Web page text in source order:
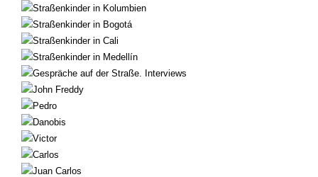
Straßenkinder in Kolumbien
Straßenkinder in Bogotá
Straßenkinder in Cali
Straßenkinder in Medellín
Gespräche auf der Straße. Interviews
John Freddy
Pedro
Danobis
Victor
Carlos
Juan Carlos